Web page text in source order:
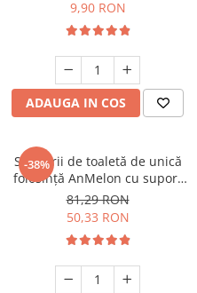
coverage, cu kit instalare
9,90 RON
ADAUGA IN COS
-38%
Set perii de toaletă de unică
folosință AnMelon cu suport
de perete, alb
81,29 RON
50,33 RON